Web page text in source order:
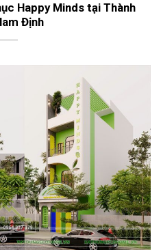
Happy Minds tại Thành
Định